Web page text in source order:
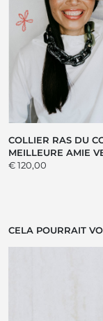
COLLIER RAS DU
MEILLEURE AMIE
€ 120,00
CELA POURRAIT